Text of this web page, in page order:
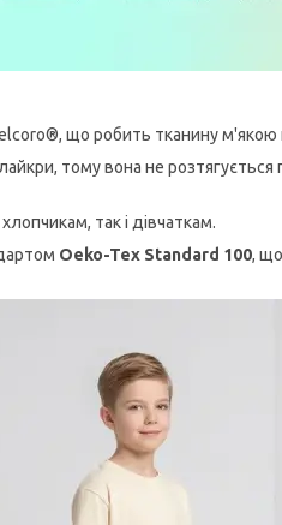
що робить тканину м'якою
тому вона не розтягується
так і дівчаткам.
Oeko-Tex Standard 100,